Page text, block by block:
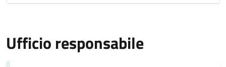
Ufficio responsabile